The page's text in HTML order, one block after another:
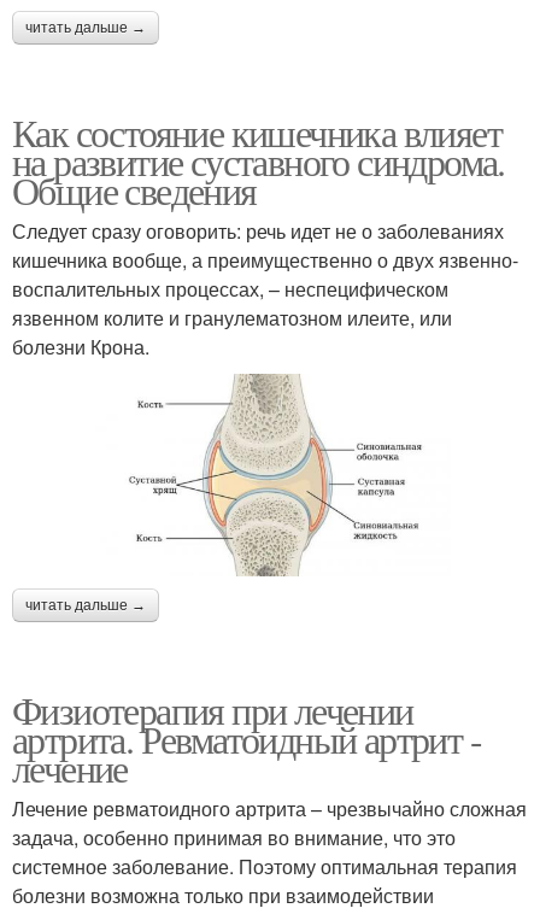
читать дальше →
Как состояние кишечника влияет
на развитие суставного синдрома.
Общие сведения
Следует сразу оговорить: речь идет не о заболеваниях
кишечника вообще, а преимущественно о двух язвенно-
воспалительных процессах, – неспецифическом
язвенном колите и гранулематозном илеите, или
болезни Крона.
читать дальше →
Физиотерапия при лечении
артрита. Ревматоидный артрит -
лечение
Лечение ревматоидного артрита – чрезвычайно сложная
задача, особенно принимая во внимание, что это
системное заболевание. Поэтому оптимальная терапия
болезни возможна только при взаимодействии